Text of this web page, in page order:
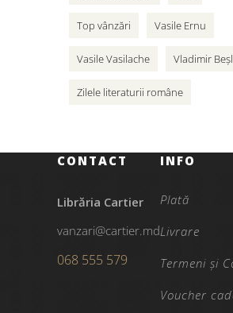
Top vânzări Vasile Ernu
Vasile Vasilache Vladimir
Zilele literaturii române
CONTACT
Librăria Cartier
vanzari@cartier.md
068 555 579
INFO
Plată
Livrare
Termeni și
Voucher